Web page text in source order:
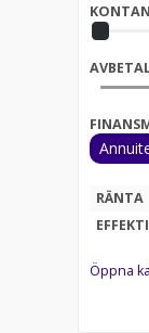
RÄNTA
Öppna